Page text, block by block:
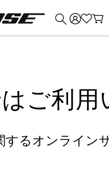
ご利
るオンライン